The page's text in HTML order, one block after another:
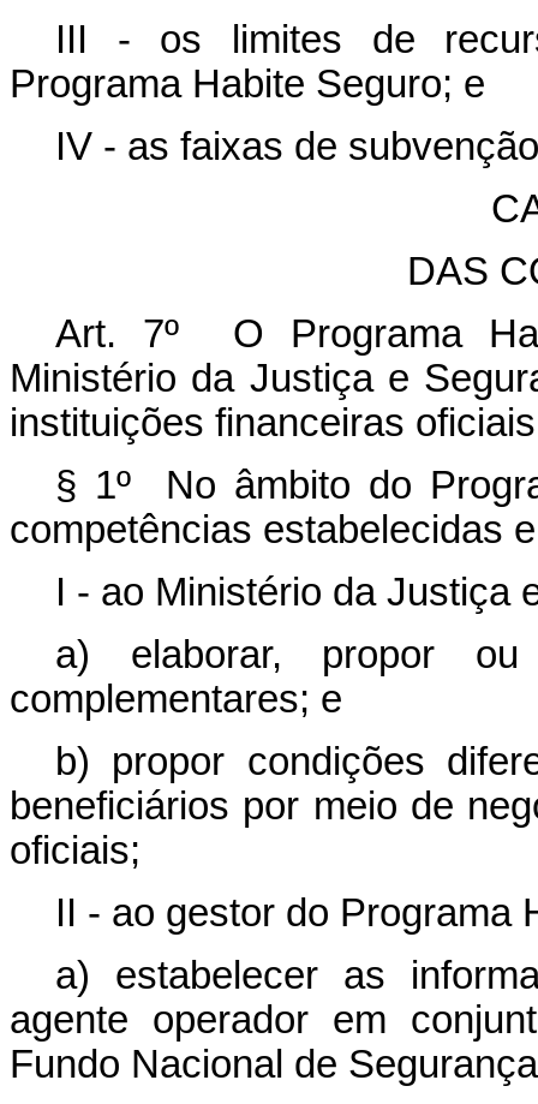
III - os limites de
Programa Habite Seguro; e
IV - as faixas de
DAS
Art. 7º O Programa
Ministério da Justiça e
instituições financeiras
§ 1º No âmbito do
competências estabelecidas
I - ao Ministério da Justiça
a) elaborar, propor ou
complementares; e
b) propor condições
beneficiários por meio de
oficiais;
II - ao gestor do Programa
a) estabelecer as
agente operador em
Fundo Nacional de